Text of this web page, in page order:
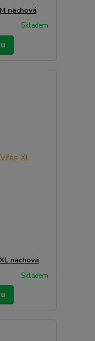
nachová
Skladem
nachová
Skladem